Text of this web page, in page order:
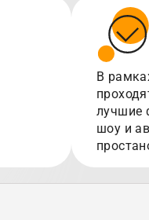
В
лучшие
шоу и